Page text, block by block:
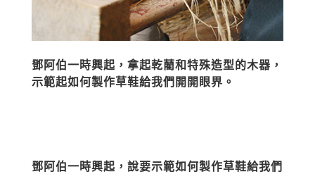
鄧阿伯一時興起，拿起乾藺和特殊造型的木器，
示範起如何製作草鞋給我們開開眼界。
鄧阿伯一時興起，說要示範如何製作草鞋給我們